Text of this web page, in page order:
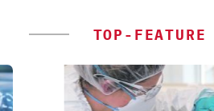
TOP-FEATURE